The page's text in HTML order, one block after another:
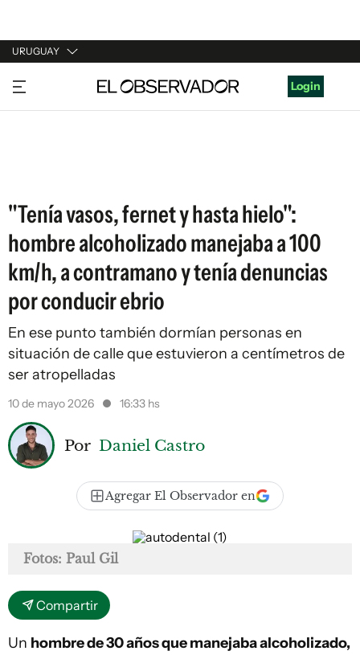
URUGUAY
URUGUAY
ARGENTINA
Login
"Tenía vasos, fernet y hasta hielo":
hombre alcoholizado manejaba a 100
km/h, a contramano y tenía denuncias
por conducir ebrio
En ese punto también dormían personas en
situación de calle que estuvieron a centímetros de
ser atropelladas
10 de mayo 2026 16:33 hs
Por Daniel Castro
Agregar El Observador en
Fotos: Paul Gil
Compartir
Un hombre de 30 años que manejaba alcoholizado,